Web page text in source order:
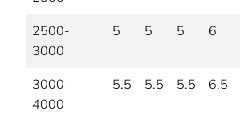
2500-
3000
5 5 5 6
3000-
4000
5.5 5.5 5.5 6.5